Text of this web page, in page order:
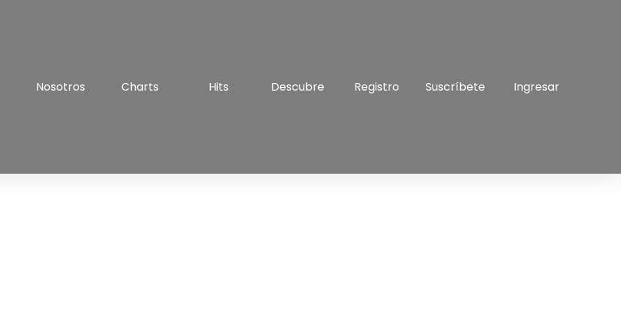
Nosotros Charts Hits Descubre Registro Suscríbete Ingresar